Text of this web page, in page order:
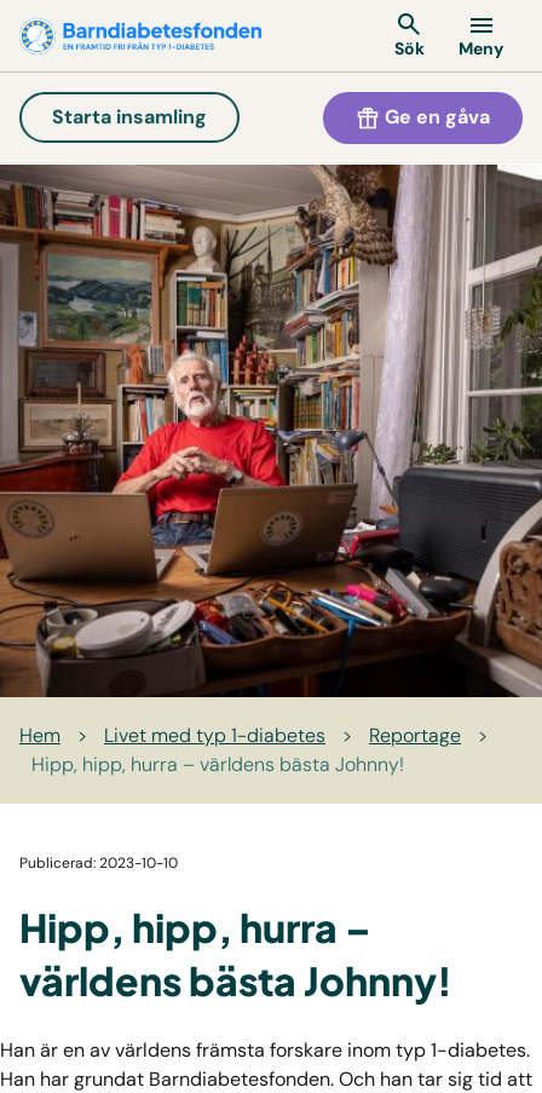
Sök Meny
Starta insamling Ge en gåva
Hem > Livet med typ 1-diabetes > Reportage
>
Hipp, hipp, hurra – världens bästa Johnny!
Publicerad: 2023-10-10
Hipp, hipp, hurra –
världens bästa Johnny!
Han är en av världens främsta forskare inom typ 1-diabetes.
Han har grundat Barndiabetesfonden. Och han tar sig tid att